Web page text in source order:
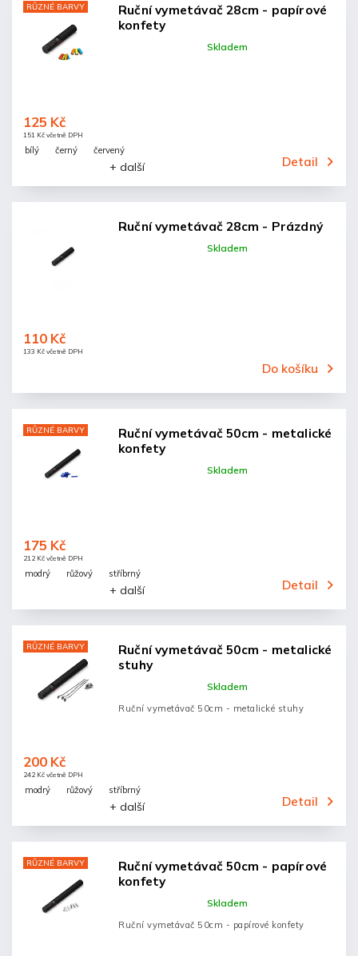
RŮZNÉ BARVY
Ruční vymetávač 28cm - papírové
konfety
Skladem
151 Kč včetně DPH
125 Kč
Detail
bílý černý červený
+ další
Ruční vymetávač 28cm - Prázdný
Skladem
133 Kč včetně DPH
110 Kč
Do košíku
RŮZNÉ BARVY
Ruční vymetávač 50cm - metalické
konfety
Skladem
212 Kč včetně DPH
175 Kč
Detail
modrý růžový stříbrný
+ další
RŮZNÉ BARVY
Ruční vymetávač 50cm - metalické
stuhy
Skladem
242 Kč včetně DPH
200 Kč
Detail
Ruční vymetávač 50cm - metalické stuhy
modrý růžový stříbrný
+ další
RŮZNÉ BARVY
Ruční vymetávač 50cm - papírové
konfety
Skladem
Ruční vymetávač 50cm - papírové konfety